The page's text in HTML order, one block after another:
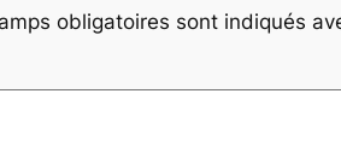
obligatoires sont indiqués